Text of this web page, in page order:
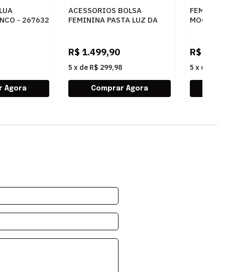
- 267632
ACESSORIOS BOLSA
FEMININA PASTA LUZ DA
R$ 1.499,90
5 x de R$ 299,98
R$
5 x de